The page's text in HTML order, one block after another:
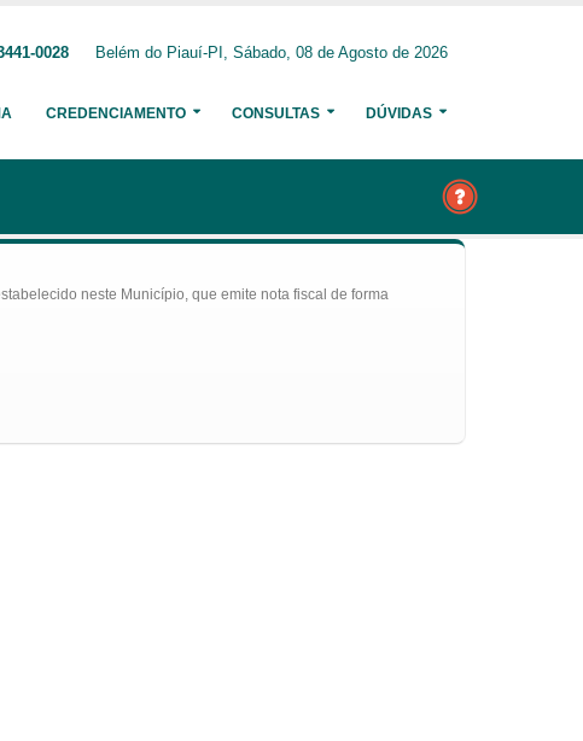
0028 Belém do Piauí-PI, Sábado, 08 de Agosto de 2026
CREDENCIAMENTO CONSULTAS DÚVIDAS
neste Município, que emite nota fiscal de forma